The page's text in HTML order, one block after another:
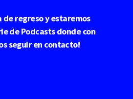
de regreso y estaremos
de Podcasts donde con
seguir en contacto!